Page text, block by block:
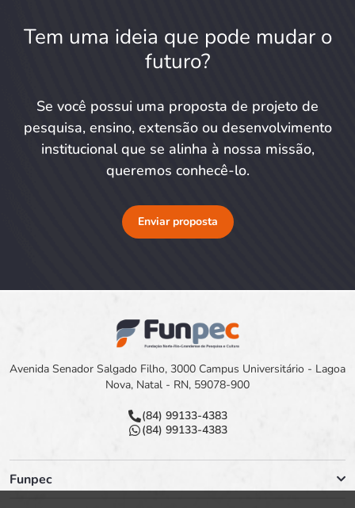
Tem uma ideia que pode mudar o
futuro?
Se você possui uma proposta de projeto de
pesquisa, ensino, extensão ou desenvolvimento
institucional que se alinha à nossa missão,
queremos conhecê-lo.
Enviar proposta
Avenida Senador Salgado Filho, 3000 Campus Universitário - Lagoa
Nova, Natal - RN, 59078-900
(84) 99133-4383
(84) 99133-4383
Funpec